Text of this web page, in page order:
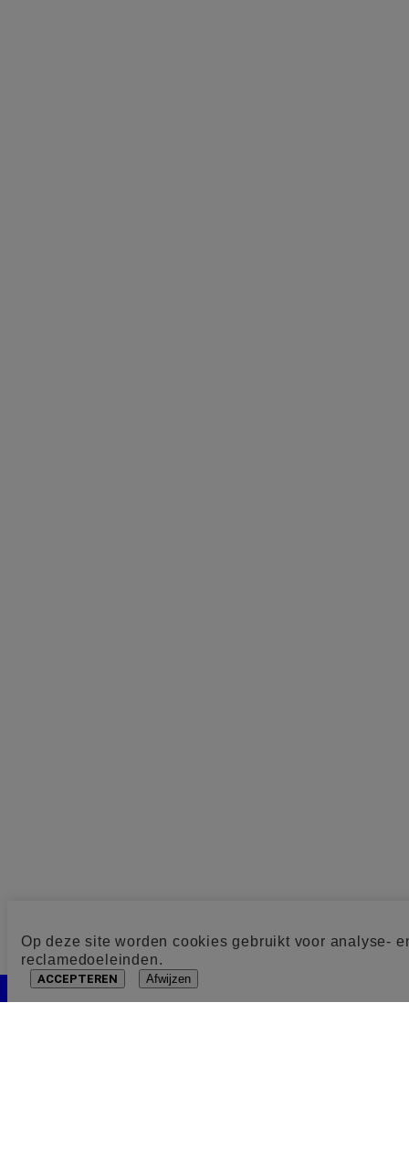
Op deze site worden cookies gebruikt voor analyse-
reclamedoeleinden.
ACCEPTEREN Afwijzen
Cookie toestemming